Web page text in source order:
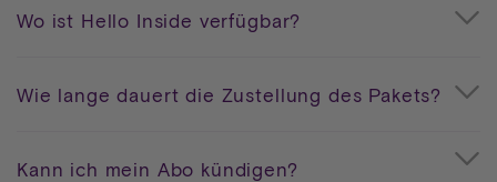
Wo ist Hello Inside verfügbar?
Wie lange dauert die Zustellung des Pakets?
Kann ich mein Abo kündigen?